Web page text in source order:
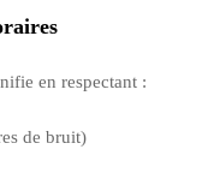
en respectant :
de bruit)